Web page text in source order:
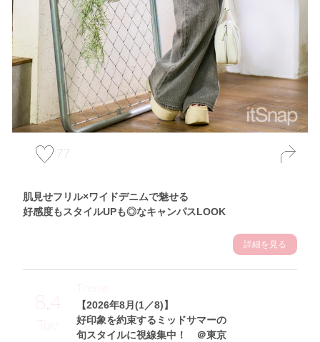
77
肌見せフリル×ワイドデニムで魅せる
好感度もスタイルUPも◎なキャンパスLOOK
詳細を見る
8.4
Tue
【2026年8月(1／8)】
好印象を約束するミッドサマーの
旬スタイルに視線集中！ ＠東京
Theme